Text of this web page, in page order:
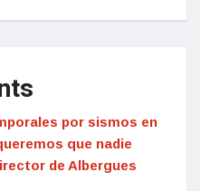
por sismos en
que nadie
de Albergues